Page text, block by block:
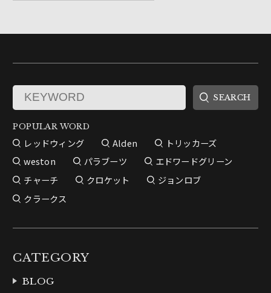
POPULAR WORD
レッドウィング Alden
トリッカーズ
weston
パラブーツ
エドワードグリーン
チャーチ
クロケット
ジョンロブ
クラークス
CATEGORY
BLOG